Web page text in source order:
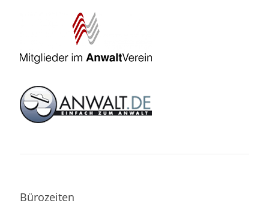
Bürozeiten